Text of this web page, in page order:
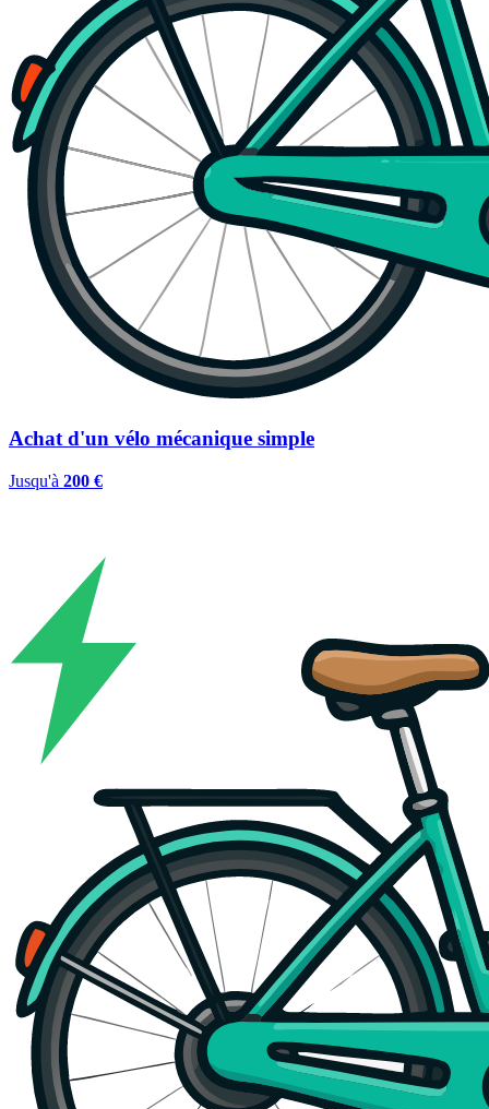
Achat d'un vélo mécanique simple
Jusqu'à 200 €